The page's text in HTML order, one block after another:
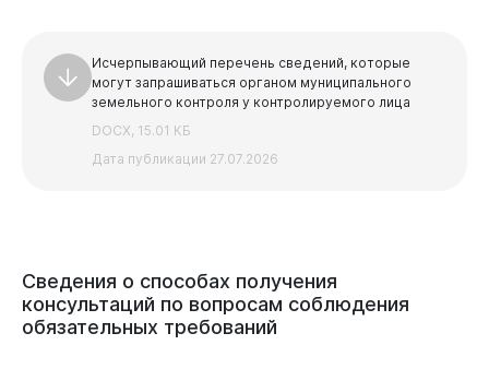
Исчерпывающий перечень сведений, которые
могут запрашиваться органом муниципального
земельного контроля у контролируемого лица
DOCX, 15.01 КБ
Дата публикации 27.07.2026
Сведения о способах получения
консультаций по вопросам соблюдения
обязательных требований